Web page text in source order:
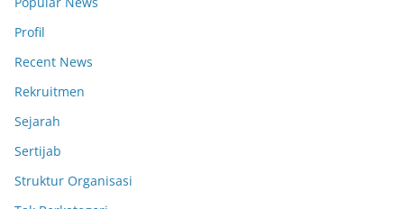
Profil
Recent News
Rekruitmen
Sejarah
Sertijab
Struktur Organisasi